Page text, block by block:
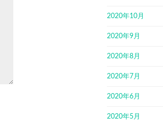
2020年10月
2020年9月
2020年8月
2020年7月
2020年6月
2020年5月